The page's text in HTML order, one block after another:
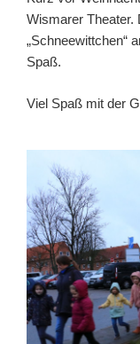
Wismarer Theater.
„Schneewittchen“
Spaß.
Viel Spaß mit der